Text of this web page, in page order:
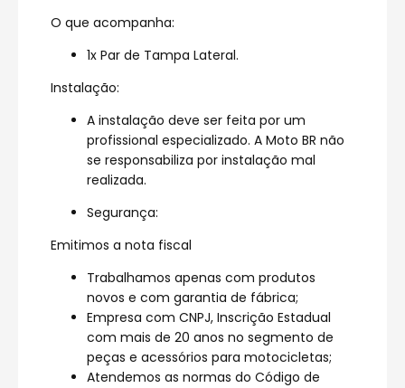
O que acompanha:
1x Par de Tampa Lateral.
Instalação:
A instalação deve ser feita por um
profissional especializado. A Moto BR não
se responsabiliza por instalação mal
realizada.
Segurança:
Emitimos a nota fiscal
Trabalhamos apenas com produtos
novos e com garantia de fábrica;
Empresa com CNPJ, Inscrição Estadual
com mais de 20 anos no segmento de
peças e acessórios para motocicletas;
Atendemos as normas do Código de